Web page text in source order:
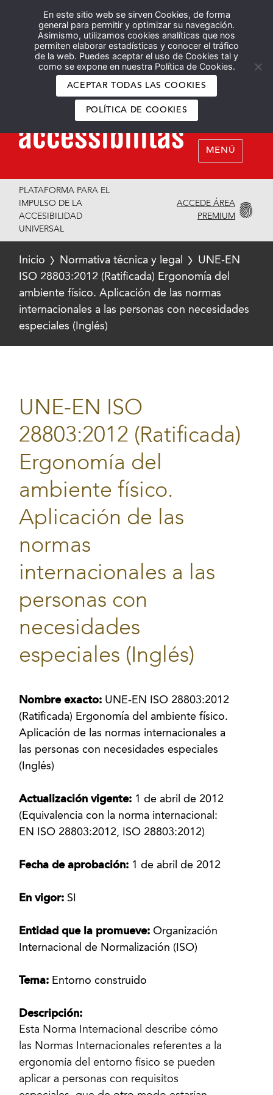
En este sitio web se sirven Cookies, de forma
general para permitir y optimizar su navegación.
Asimismo, utilizamos cookies analíticas que nos
permiten elaborar estadísticas y conocer el tráfico
de la web. Puedes aceptar el uso de Cookies tal y
como se expone en nuestra Política de Cookies.
ACEPTAR TODAS LAS COOKIES
POLÍTICA DE COOKIES
Español English
MENÚ
PLATAFORMA PARA EL
IMPULSO DE LA
ACCESIBILIDAD
UNIVERSAL
ACCEDE ÁREA
PREMIUM
Inicio Normativa técnica y legal
UNE-EN
ISO 28803:2012 (Ratificada) Ergonomía del
ambiente físico. Aplicación de las normas
internacionales a las personas con necesidades
especiales (Inglés)
UNE-EN ISO
28803:2012 (Ratificada)
Ergonomía del
ambiente físico.
Aplicación de las
normas
internacionales a las
personas con
necesidades
especiales (Inglés)
Nombre exacto: UNE-EN ISO 28803:2012
(Ratificada) Ergonomía del ambiente físico.
Aplicación de las normas internacionales a
las personas con necesidades especiales
(Inglés)
Actualización vigente: 1 de abril de 2012
(Equivalencia con la norma internacional:
EN ISO 28803:2012, ISO 28803:2012)
Fecha de aprobación: 1 de abril de 2012
En vigor: SI
Entidad que la promueve:Organización
Internacional de Normalización (ISO)
Tema: Entorno construido
Descripción:
Esta Norma Internacional describe cómo
las Normas Internacionales referentes a la
ergonomía del entorno físico se pueden
aplicar a personas con requisitos